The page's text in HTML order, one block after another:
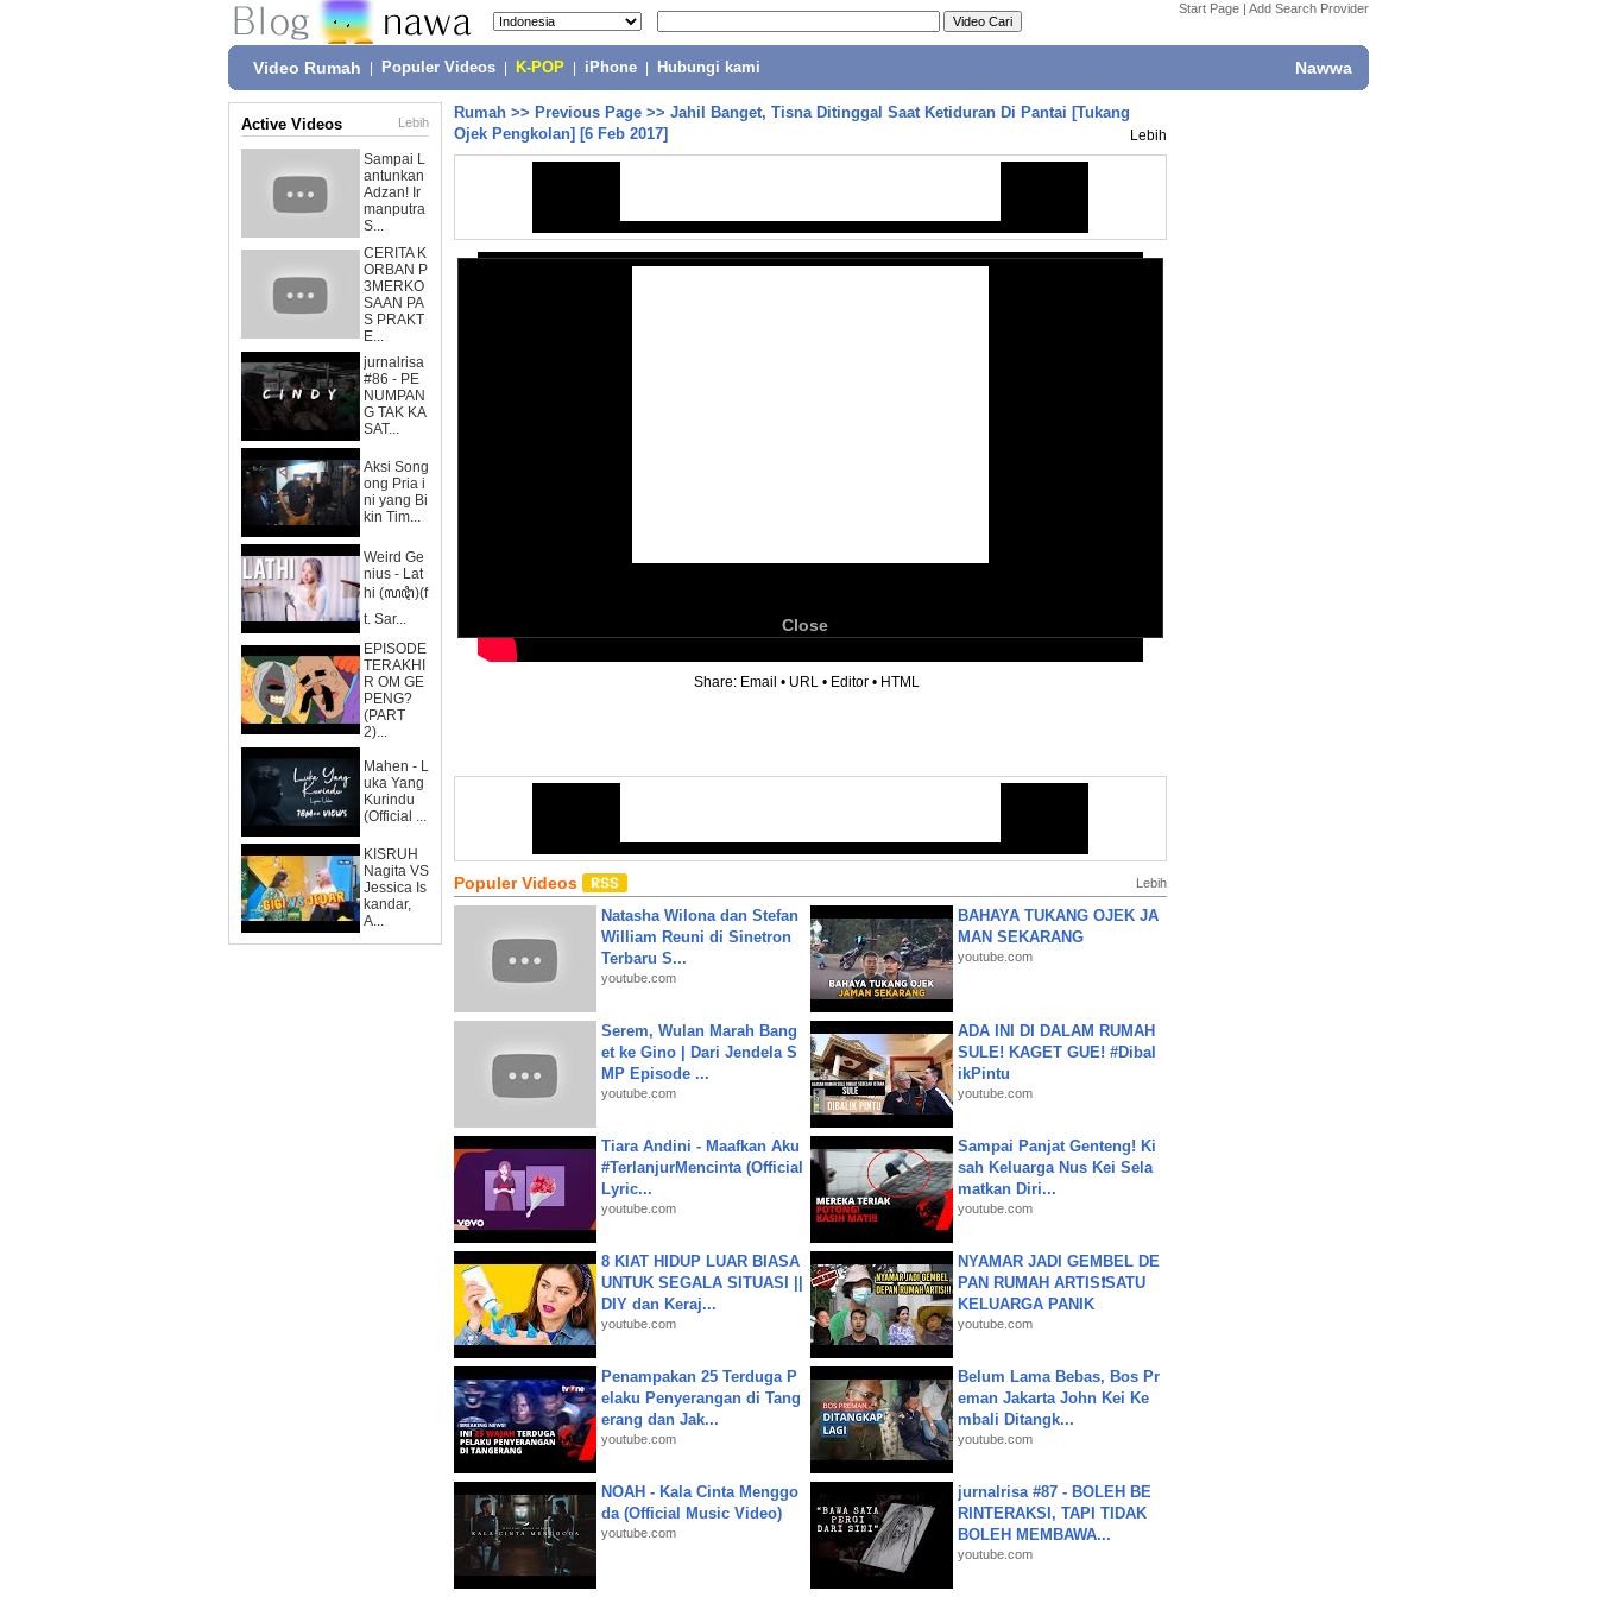
Start Page | Add Search Provider
Video Rumah Populer Videos K-POP iPhone Hubungi kami Nawwa
Active Videos Lebih
Sampai L
antunkan
Adzan! Ir
manputra
S...
CERITA K
ORBAN P
3MERKO
SAAN PA
S PRAKT
E...
jurnalrisa
#86 - PE
NUMPAN
G TAK KA
SAT...
Aksi Song
ong Pria i
ni yang Bi
kin Tim...
Weird Ge
nius - Lat
hi (ꦭꦛꦶ)(f
t. Sar...
EPISODE
TERAKHI
R OM GE
PENG?
(PART
2)...
Mahen - L
uka Yang
Kurindu
(Official ...
KISRUH
Nagita VS
Jessica Is
kandar,
A...
Rumah >> Previous Page >> Jahil Banget, Tisna Ditinggal Saat Ketiduran Di Pantai [Tukang
Ojek Pengkolan] [6 Feb 2017]
Lebih
Close
Share: Email • URL • Editor • HTML
Populer Videos Lebih
Natasha Wilona dan Stefan
William Reuni di Sinetron
Terbaru S...
youtube.com
BAHAYA TUKANG OJEK JA
MAN SEKARANG
youtube.com
Serem, Wulan Marah Bang
et ke Gino | Dari Jendela S
MP Episode ...
youtube.com
ADA INI DI DALAM RUMAH
SULE! KAGET GUE! #Dibal
ikPintu
youtube.com
Tiara Andini - Maafkan Aku
#TerlanjurMencinta (Official
Lyric...
youtube.com
Sampai Panjat Genteng! Ki
sah Keluarga Nus Kei Sela
matkan Diri...
youtube.com
8 KIAT HIDUP LUAR BIASA
UNTUK SEGALA SITUASI ||
DIY dan Keraj...
youtube.com
NYAMAR JADI GEMBEL DE
PAN RUMAH ARTIS❗SATU
KELUARGA PANIK
youtube.com
Penampakan 25 Terduga P
elaku Penyerangan di Tang
erang dan Jak...
youtube.com
Belum Lama Bebas, Bos Pr
eman Jakarta John Kei Ke
mbali Ditangk...
youtube.com
NOAH - Kala Cinta Menggo
da (Official Music Video)
youtube.com
jurnalrisa #87 - BOLEH BE
RINTERAKSI, TAPI TIDAK
BOLEH MEMBAWA...
youtube.com